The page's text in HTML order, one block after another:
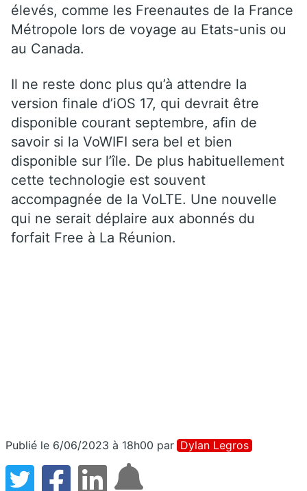
élevés, comme les Freenautes de la France
Métropole lors de voyage au Etats-unis ou
au Canada.
Il ne reste donc plus qu’à attendre la
version finale d’iOS 17, qui devrait être
disponible courant septembre, afin de
savoir si la VoWIFI sera bel et bien
disponible sur l’île. De plus habituellement
cette technologie est souvent
accompagnée de la VoLTE. Une nouvelle
qui ne serait déplaire aux abonnés du
forfait Free à La Réunion.
Publié le 6/06/2023 à 18h00 par Dylan Legros